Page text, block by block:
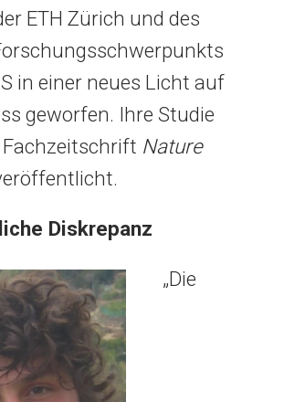
ETH Zürich und des
in einer neues Licht auf
geworfen. Ihre Studie
Nature
Diskrepanz
„Die